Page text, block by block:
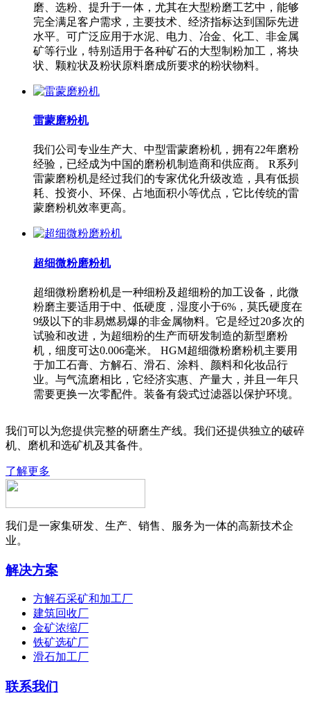
磨、选粉、提升于一体，尤其在大型粉磨工艺中，能够
完全满足客户需求，主要技术、经济指标达到国际先进
水平。可广泛应用于水泥、电力、冶金、化工、非金属
矿等行业，特别适用于各种矿石的大型制粉加工，将块
状、颗粒状及粉状原料磨成所要求的粉状物料。
雷蒙磨粉机
我们公司专业生产大、中型雷蒙磨粉机，拥有22年磨粉
经验，已经成为中国的磨粉机制造商和供应商。 R系列
雷蒙磨粉机是经过我们的专家优化升级改造，具有低损
耗、投资小、环保、占地面积小等优点，它比传统的雷
蒙磨粉机效率更高。
超细微粉磨粉机
超细微粉磨粉机是一种细粉及超细粉的加工设备，此微
粉磨主要适用于中、低硬度，湿度小于6%，莫氏硬度在
9级以下的非易燃易爆的非金属物料。它是经过20多次的
试验和改进，为超细粉的生产而研发制造的新型磨粉
机，细度可达0.006毫米。 HGM超细微粉磨粉机主要用
于加工石膏、方解石、滑石、涂料、颜料和化妆品行
业。与气流磨相比，它经济实惠、产量大，并且一年只
需要更换一次零配件。装备有袋式过滤器以保护环境。
我们可以为您提供完整的研磨生产线。我们还提供独立的破碎
机、磨机和选矿机及其备件。
了解更多
我们是一家集研发、生产、销售、服务为一体的高新技术企
业。
解决方案
方解石采矿和加工厂
建筑回收厂
金矿浓缩厂
铁矿选矿厂
滑石加工厂
联系我们